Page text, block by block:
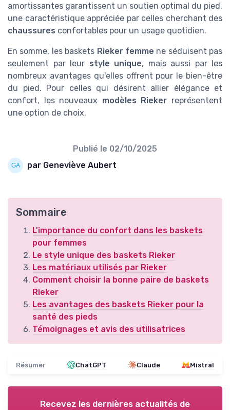
amortissantes garantissent un soutien optimal du pied,
une caractéristique appréciée par celles cherchant des
chaussures confortables pour un usage quotidien.
En somme, les baskets Rieker femme ne séduisent pas
seulement par leur style unique, mais aussi par les
nombreux avantages qu'elles offrent pour le bien-être
du pied. Pour celles qui désirent allier élégance et
confort, les nouveaux modèles Rieker représentent
une option de choix.
Publié le 02/10/2025
par Geneviève Aubert
Sommaire
L'importance du confort dans les baskets
pour femmes
Le style unique des baskets Rieker
Les matériaux utilisés par Rieker
Comment choisir la bonne paire de baskets
Rieker
Les avantages des baskets Rieker pour la
santé des pieds
Témoignages et avis des utilisatrices
Résumer ChatGPT Claude Mistral
Recevez les dernières actualités de